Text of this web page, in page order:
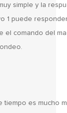
simple y la
1 puede
el comando del
es mucho